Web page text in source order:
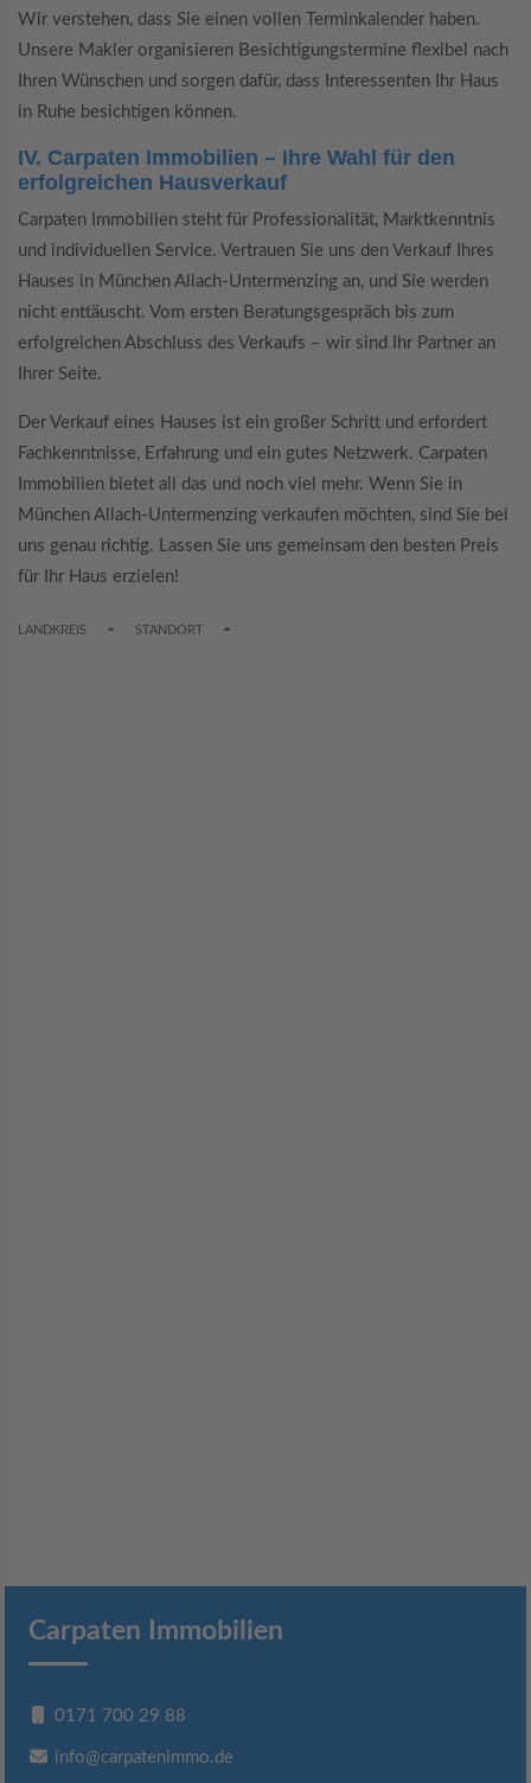
Wir verstehen, dass Sie einen vollen Terminkalender haben.
Unsere Makler organisieren Besichtigungstermine flexibel nach
Ihren Wünschen und sorgen dafür, dass Interessenten Ihr Haus
in Ruhe besichtigen können.
IV. Carpaten Immobilien – Ihre Wahl für den
erfolgreichen Hausverkauf
Carpaten Immobilien steht für Professionalität, Marktkenntnis
und individuellen Service. Vertrauen Sie uns den Verkauf Ihres
Hauses in München Allach-Untermenzing an, und Sie werden
nicht enttäuscht. Vom ersten Beratungsgespräch bis zum
erfolgreichen Abschluss des Verkaufs – wir sind Ihr Partner an
Ihrer Seite.
Der Verkauf eines Hauses ist ein großer Schritt und erfordert
Fachkenntnisse, Erfahrung und ein gutes Netzwerk. Carpaten
Immobilien bietet all das und noch viel mehr. Wenn Sie in
München Allach-Untermenzing verkaufen möchten, sind Sie bei
uns genau richtig. Lassen Sie uns gemeinsam den besten Preis
für Ihr Haus erzielen!
LANDKREIS TOGGLE DROPDOWN
STANDORT TOGGLE DROPDOWN
Carpaten Immobilien
0171 700 29 88
info@carpatenimmo.de